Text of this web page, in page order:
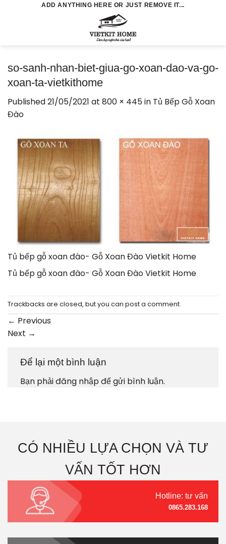
ADD ANYTHING HERE OR JUST REMOVE IT...
so-sanh-nhan-biet-giua-go-xoan-dao-va-go-
xoan-ta-vietkithome
Published21/05/2021 at 800 × 445in Tủ Bếp Gỗ Xoan
Đào
Tủ bếp gỗ xoan đào- Gỗ Xoan Đào Vietkit Home
Tủ bếp gỗ xoan đào- Gỗ Xoan Đào Vietkit Home
Trackbacks are closed, but you can post a comment.
← Previous
Next →
Để lại một bình luận
Bạn phảiđăng nhậpđể gửi bình luận.
CÓ NHIỀU LỰA CHỌN VÀ TƯ
VẤN TỐT HƠN
Hotline: tư vấn
0865.283.168